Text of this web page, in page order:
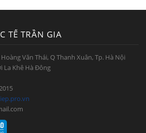
TẾ TRẦN GIA
Văn Thái, Q Thanh Xuân, Tp. Hà Nội
La Khê Hà Đông